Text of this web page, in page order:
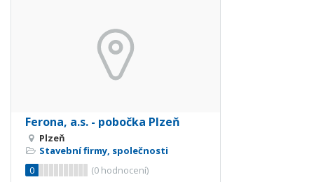
Ferona, a.s. - pobočka Plzeň
Plzeň
Stavební firmy, společnosti
0
(0 hodnocení)